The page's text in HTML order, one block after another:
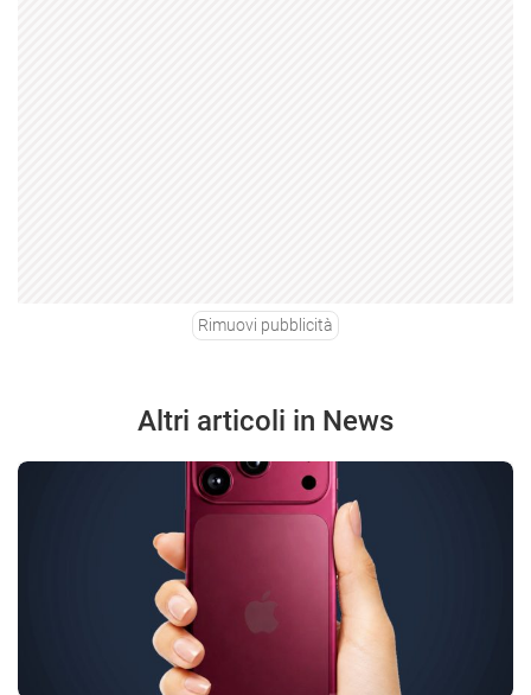
Rimuovi pubblicità
Altri articoli in News